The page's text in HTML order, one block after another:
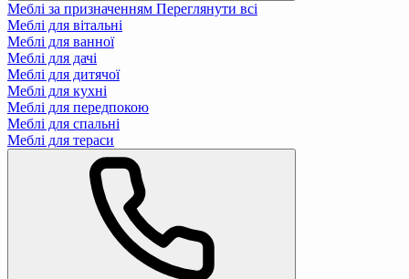
Меблі за призначенням Переглянути всі
Меблі для вітальні
Меблі для ванної
Меблі для дачі
Меблі для дитячої
Меблі для кухні
Меблі для передпокою
Меблі для спальні
Меблі для тераси